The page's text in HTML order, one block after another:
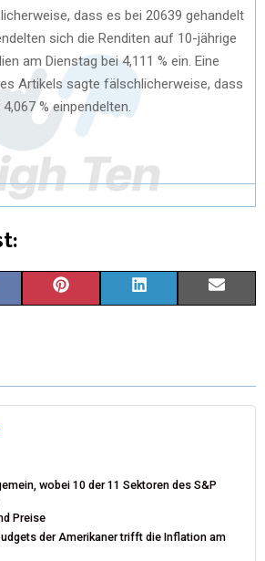
dass es bei 20639 gehandelt
sich die Renditen auf 10-jährige
am Dienstag bei 4,111 % ein. Eine
Artikels sagte fälschlicherweise, dass
% einpendelten.
T
E
K
I
I
wobei 10 der 11 Sektoren des S&P
Preise
der Amerikaner trifft die Inflation am